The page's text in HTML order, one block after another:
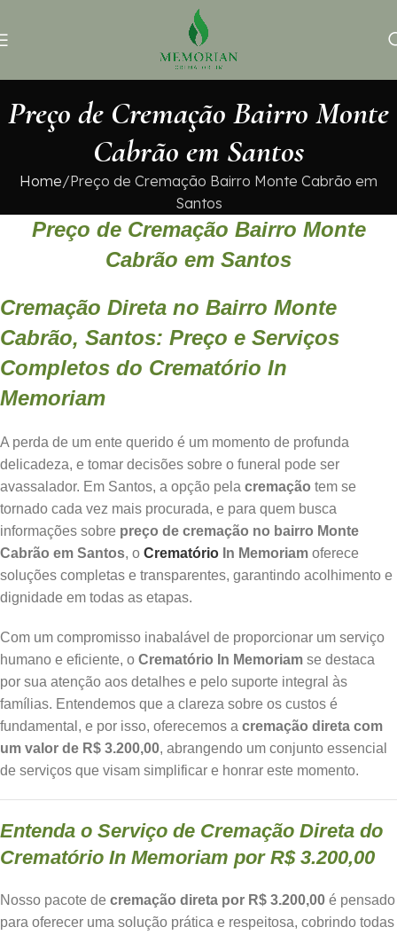
Preço de Cremação Bairro Monte
Cabrão em Santos
Home Preço de Cremação Bairro Monte Cabrão em
Santos
Preço de Cremação Bairro Monte
Cabrão em Santos
Cremação Direta no Bairro Monte
Cabrão, Santos: Preço e Serviços
Completos do Crematório In
Memoriam
A perda de um ente querido é um momento de profunda
delicadeza, e tomar decisões sobre o funeral pode ser
avassalador. Em Santos, a opção pela cremação tem se
tornado cada vez mais procurada, e para quem busca
informações sobre preço de cremação no bairro Monte
Cabrão em Santos, o Crematório In Memoriam oferece
soluções completas e transparentes, garantindo acolhimento e
dignidade em todas as etapas.
Com um compromisso inabalável de proporcionar um serviço
humano e eficiente, o Crematório In Memoriam se destaca
por sua atenção aos detalhes e pelo suporte integral às
famílias. Entendemos que a clareza sobre os custos é
fundamental, e por isso, oferecemos a cremação direta com
um valor de R$ 3.200,00, abrangendo um conjunto essencial
de serviços que visam simplificar e honrar este momento.
Entenda o Serviço de Cremação Direta do
Crematório In Memoriam por R$ 3.200,00
Nosso pacote de cremação direta por R$ 3.200,00 é pensado
para oferecer uma solução prática e respeitosa, cobrindo todas